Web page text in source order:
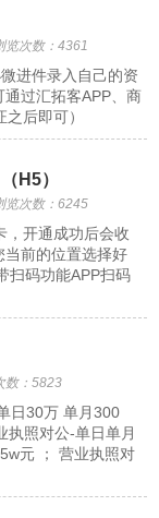
览次数：4361
进件录入自己的资
过汇拓客APP、商
后即可）
H5）
览次数：6245
，开通成功后会收
当前的位置选择好
扫码功能APP扫码
数：5823
日30万 单月300
执照对公-单日单月
元 ； 营业执照对